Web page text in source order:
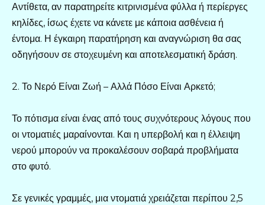
Αντίθετα, αν παρατηρείτε κιτρινισμένα φύλλα ή περίεργες
κηλίδες, ίσως έχετε να κάνετε με κάποια ασθένεια ή
έντομα. Η έγκαιρη παρατήρηση και αναγνώριση θα σας
οδηγήσουν σε στοχευμένη και αποτελεσματική δράση.
2. Το Νερό Είναι Ζωή – Αλλά Πόσο Είναι Αρκετό;
Το πότισμα είναι ένας από τους συχνότερους λόγους που
οι ντοματιές μαραίνονται. Και η υπερβολή και η έλλειψη
νερού μπορούν να προκαλέσουν σοβαρά προβλήματα
στο φυτό.
Σε γενικές γραμμές, μια ντοματιά χρειάζεται περίπου 2,5